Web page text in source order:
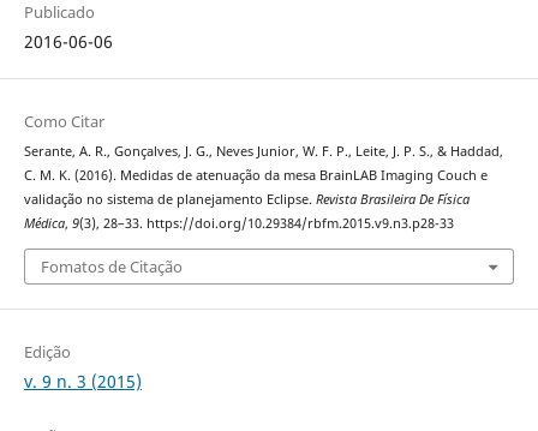
Publicado
2016-06-06
Como Citar
Serante, A. R., Gonçalves, J. G., Neves Junior, W. F. P., Leite, J. P. S., & Haddad,
C. M. K. (2016). Medidas de atenuação da mesa BrainLAB Imaging Couch e
validação no sistema de planejamento Eclipse. Revista Brasileira De Física
Médica, 9(3), 28–33. https://doi.org/10.29384/rbfm.2015.v9.n3.p28-33
Fomatos de Citação
Edição
v. 9 n. 3 (2015)